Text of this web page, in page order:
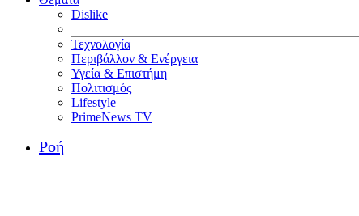
Dislike
Τεχνολογία
Περιβάλλον & Ενέργεια
Υγεία & Επιστήμη
Πολιτισμός
Lifestyle
PrimeNews TV
Ροή